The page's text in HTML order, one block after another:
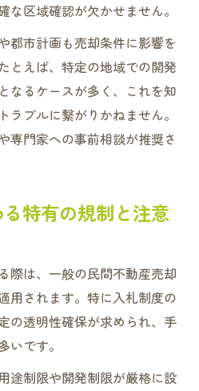
区域確認が欠かせません。
都市計画も売却条件に影響を
とえば、特定の地域での開発
なるケースが多く、これを知
ラブルに繋がりかねません。
専門家への事前相談が推奨さ
特有の規制と注意
際は、一般の民間不動産売却
用されます。特に入札制度の
の透明性確保が求められ、手
いです。
途制限や開発制限が厳格に設